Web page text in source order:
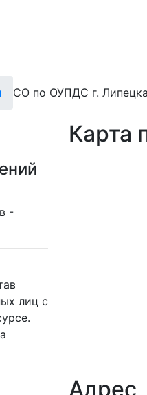
СО по ОУПДС г. Липецка
-
лиц с
Карта
Адрес